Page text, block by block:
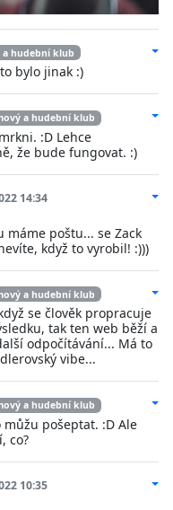
a hudební klub
bylo jinak :)
a hudební klub
:D Lehce
že bude fungovat. :)
14:34
máme poštu... se Zack
když to vyrobil! :)))
a hudební klub
se člověk propracuje
tak ten web běží a
odpočítávání... Má to
vibe...
a hudební klub
můžu pošeptat. :D Ale
co?
10:35